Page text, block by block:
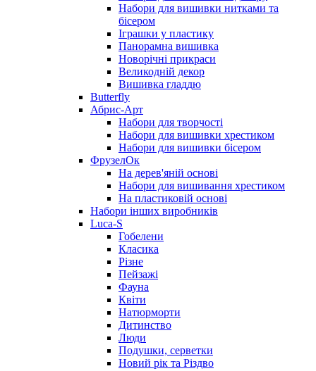
Набори для вишивки нитками та
бісером
Іграшки у пластику
Панорамна вишивка
Новорічні прикраси
Великодній декор
Вишивка гладдю
Butterfly
Абрис-Арт
Набори для творчості
Набори для вишивки хрестиком
Набори для вишивки бісером
ФрузелОк
На дерев'яній основі
Набори для вишивання хрестиком
На пластиковій основі
Набори інших виробників
Luca-S
Гобелени
Класика
Різне
Пейзажі
Фауна
Квіти
Натюрморти
Дитинство
Люди
Подушки, серветки
Новий рік та Різдво